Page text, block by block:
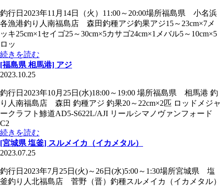
釣行日2023年11月14日（火）11:00～20:00場所福島県 小名浜
各漁港釣り人南福島店 森田釣種アジ釣果アジ15～23cm×7メ
ッキ25cm×1セイゴ25～30cm×5カサゴ24cm×1メバル5～10cm×5
ロッ
続きを読む
[福島県 相馬港] アジ
2023.10.25
釣行日2023年10月25日(水)18:00～19:00 場所福島県 相馬港 釣
り人南福島店 森田 釣種アジ 釣果20～22cm×2匹 ロッドメジャ
ークラフト鯵道AD5-S622L/AJI リールシマノヴァンフォード
C2
続きを読む
[宮城県 塩釜] スルメイカ（イカメタル）
2023.07.25
釣行日2023年7月25日(火)～26日(水)5:00～1:30場所宮城県 塩
釜釣り人北福島店 菅野（晋）釣種スルメイカ（イカメタル）